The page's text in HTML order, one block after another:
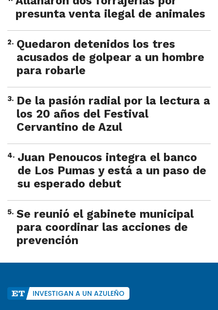
presunta venta ilegal de animales
2. Quedaron detenidos los tres
acusados de golpear a un hombre
para robarle
3. De la pasión radial por la lectura a
los 20 años del Festival
Cervantino de Azul
4. Juan Penoucos integra el banco
de Los Pumas y está a un paso de
su esperado debut
5. Se reunió el gabinete municipal
para coordinar las acciones de
prevención
INVESTIGAN A UN AZULEÑO